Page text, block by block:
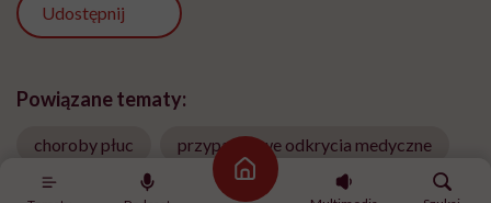
Strona główna
Udostępnij
Powiązane tematy:
choroby płuc przypadkowe odkrycia medyczne
Serce zapalenie płuc